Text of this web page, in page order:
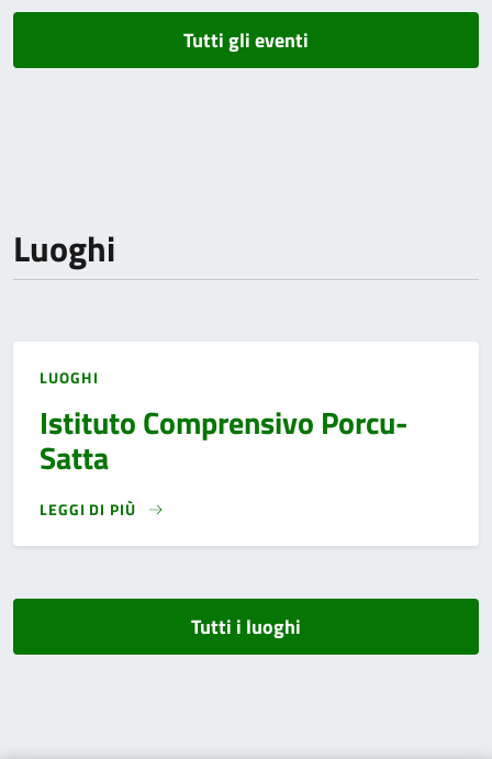
Tutti gli eventi
Luoghi
LUOGHI
Istituto Comprensivo Porcu-
Satta
LEGGI DI PIÙ
Tutti i luoghi